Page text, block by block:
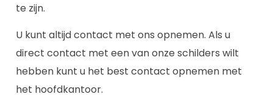
te zijn.
U kunt altijd contact met ons opnemen. Als u
direct contact met een van onze schilders wilt
hebben kunt u het best contact opnemen met
het hoofdkantoor.